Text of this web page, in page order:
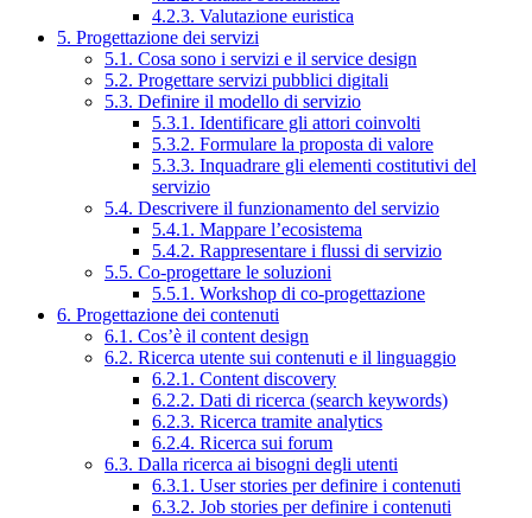
4.2.3. Valutazione euristica
5. Progettazione dei servizi
5.1. Cosa sono i servizi e il service design
5.2. Progettare servizi pubblici digitali
5.3. Definire il modello di servizio
5.3.1. Identificare gli attori coinvolti
5.3.2. Formulare la proposta di valore
5.3.3. Inquadrare gli elementi costitutivi del
servizio
5.4. Descrivere il funzionamento del servizio
5.4.1. Mappare l’ecosistema
5.4.2. Rappresentare i flussi di servizio
5.5. Co-progettare le soluzioni
5.5.1. Workshop di co-progettazione
6. Progettazione dei contenuti
6.1. Cos’è il content design
6.2. Ricerca utente sui contenuti e il linguaggio
6.2.1. Content discovery
6.2.2. Dati di ricerca (search keywords)
6.2.3. Ricerca tramite analytics
6.2.4. Ricerca sui forum
6.3. Dalla ricerca ai bisogni degli utenti
6.3.1. User stories per definire i contenuti
6.3.2. Job stories per definire i contenuti